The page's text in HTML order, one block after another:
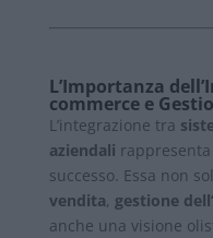
L’Importanza
commerce e
L’integrazione tra
aziendali
successo. Essa non
vendita, gestione
anche una visione